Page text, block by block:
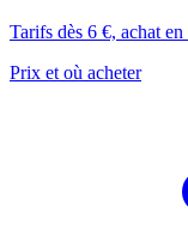
Tarifs dès 6 €, achat
Prix et où acheter